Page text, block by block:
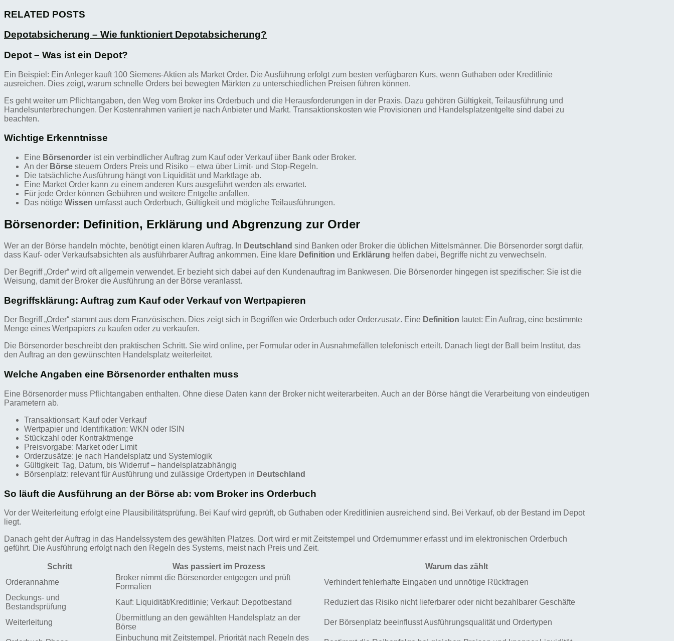
RELATED POSTS
Depotabsicherung – Wie funktioniert Depotabsicherung?
Depot – Was ist ein Depot?
Ein Beispiel: Ein Anleger kauft 100 Siemens-Aktien als Market Order. Die Ausführung erfolgt zum besten verfügbaren Kurs, wenn Guthaben oder Kreditlinie
ausreichen. Dies zeigt, warum schnelle Orders bei bewegten Märkten zu unterschiedlichen Preisen führen können.
Es geht weiter um Pflichtangaben, den Weg vom Broker ins Orderbuch und die Herausforderungen in der Praxis. Dazu gehören Gültigkeit, Teilausführung und
Handelsunterbrechungen. Der Kostenrahmen variiert je nach Anbieter und Markt. Transaktionskosten wie Provisionen und Handelsplatzentgelte sind dabei zu
beachten.
Wichtige Erkenntnisse
Eine Börsenorder ist ein verbindlicher Auftrag zum Kauf oder Verkauf über Bank oder Broker.
An der Börse steuern Orders Preis und Risiko – etwa über Limit- und Stop-Regeln.
Die tatsächliche Ausführung hängt von Liquidität und Marktlage ab.
Eine Market Order kann zu einem anderen Kurs ausgeführt werden als erwartet.
Für jede Order können Gebühren und weitere Entgelte anfallen.
Das nötige Wissen umfasst auch Orderbuch, Gültigkeit und mögliche Teilausführungen.
Börsenorder: Definition, Erklärung und Abgrenzung zur Order
Wer an der Börse handeln möchte, benötigt einen klaren Auftrag. In Deutschland sind Banken oder Broker die üblichen Mittelsmänner. Die Börsenorder sorgt dafür,
dass Kauf- oder Verkaufsabsichten als ausführbarer Auftrag ankommen. Eine klare Definition und Erklärung helfen dabei, Begriffe nicht zu verwechseln.
Der Begriff „Order“ wird oft allgemein verwendet. Er bezieht sich dabei auf den Kundenauftrag im Bankwesen. Die Börsenorder hingegen ist spezifischer: Sie ist die
Weisung, damit der Broker die Ausführung an der Börse veranlasst.
Begriffsklärung: Auftrag zum Kauf oder Verkauf von Wertpapieren
Der Begriff „Order“ stammt aus dem Französischen. Dies zeigt sich in Begriffen wie Orderbuch oder Orderzusatz. Eine Definition lautet: Ein Auftrag, eine bestimmte
Menge eines Wertpapiers zu kaufen oder zu verkaufen.
Die Börsenorder beschreibt den praktischen Schritt. Sie wird online, per Formular oder in Ausnahmefällen telefonisch erteilt. Danach liegt der Ball beim Institut, das
den Auftrag an den gewünschten Handelsplatz weiterleitet.
Welche Angaben eine Börsenorder enthalten muss
Eine Börsenorder muss Pflichtangaben enthalten. Ohne diese Daten kann der Broker nicht weiterarbeiten. Auch an der Börse hängt die Verarbeitung von eindeutigen
Parametern ab.
Transaktionsart: Kauf oder Verkauf
Wertpapier und Identifikation: WKN oder ISIN
Stückzahl oder Kontraktmenge
Preisvorgabe: Market oder Limit
Orderzusätze: je nach Handelsplatz und Systemlogik
Gültigkeit: Tag, Datum, bis Widerruf – handelsplatzabhängig
Börsenplatz: relevant für Ausführung und zulässige Ordertypen in Deutschland
So läuft die Ausführung an der Börse ab: vom Broker ins Orderbuch
Vor der Weiterleitung erfolgt eine Plausibilitätsprüfung. Bei Kauf wird geprüft, ob Guthaben oder Kreditlinien ausreichend sind. Bei Verkauf, ob der Bestand im Depot
liegt.
Danach geht der Auftrag in das Handelssystem des gewählten Platzes. Dort wird er mit Zeitstempel und Ordernummer erfasst und im elektronischen Orderbuch
geführt. Die Ausführung erfolgt nach den Regeln des Systems, meist nach Preis und Zeit.
Schritt Was passiert im Prozess
Warum das zählt
Orderannahme
Broker nimmt die Börsenorder entgegen und prüft
Formalien
Verhindert fehlerhafte Eingaben und unnötige Rückfragen
Deckungs- und
Bestandsprüfung
Kauf: Liquidität/Kreditlinie; Verkauf: Depotbestand Reduziert das Risiko nicht lieferbarer oder nicht bezahlbarer Geschäfte
Weiterleitung
Übermittlung an den gewählten Handelsplatz an der
Börse
Der Börsenplatz beeinflusst Ausführungsqualität und Ordertypen
Einbuchung mit Zeitstempel, Priorität nach Regeln des